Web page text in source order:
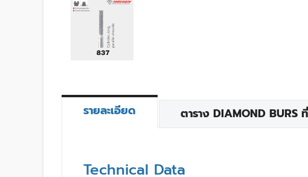
รายละเอียด ตาราง DIAMOND BURS
Technical Data